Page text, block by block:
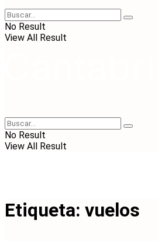
No Result
View All Result
No Result
View All Result
Etiqueta: vuelos